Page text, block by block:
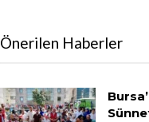
Önerilen Haberler